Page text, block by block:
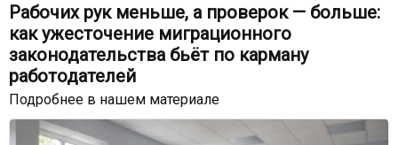
Рабочих рук меньше, а проверок — больше:
как ужесточение миграционного
законодательства бьёт по карману
работодателей
Подробнее в нашем материале